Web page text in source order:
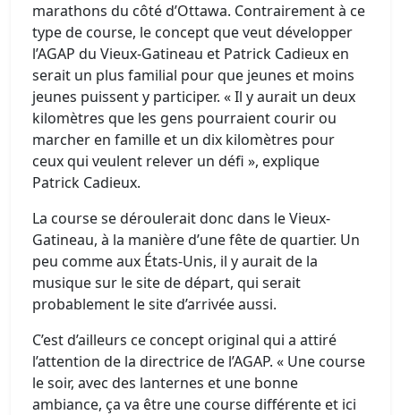
marathons du côté d’Ottawa. Contrairement à ce
type de course, le concept que veut développer
l’AGAP du Vieux-Gatineau et Patrick Cadieux en
serait un plus familial pour que jeunes et moins
jeunes puissent y participer. « Il y aurait un deux
kilomètres que les gens pourraient courir ou
marcher en famille et un dix kilomètres pour
ceux qui veulent relever un défi », explique
Patrick Cadieux.
La course se déroulerait donc dans le Vieux-
Gatineau, à la manière d’une fête de quartier. Un
peu comme aux États-Unis, il y aurait de la
musique sur le site de départ, qui serait
probablement le site d’arrivée aussi.
C’est d’ailleurs ce concept original qui a attiré
l’attention de la directrice de l’AGAP. « Une course
le soir, avec des lanternes et une bonne
ambiance, ça va être une course différente et ici